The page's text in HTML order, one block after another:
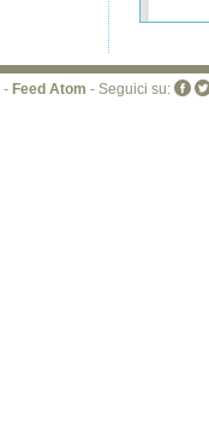
di
sito
- Feed Atom - Seguici su: